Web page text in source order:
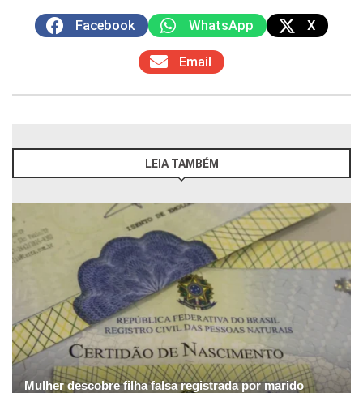
Facebook WhatsApp X
Email
LEIA TAMBÉM
Mulher descobre filha falsa registrada por marido